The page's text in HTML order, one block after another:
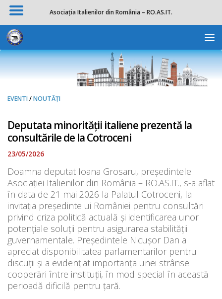
Skip to content
EVENTI/NOUTĂȚI
Deputata minorității italiene prezentă la
consultările de la Cotroceni
23/05/2026
Doamna deputat Ioana Grosaru, președintele
Asociației Italienilor din România – RO.AS.IT., s-a aflat
în data de 21 mai 2026 la Palatul Cotroceni, la
invitația președintelui României pentru consultări
privind criza politică actuală și identificarea unor
potențiale soluții pentru asigurarea stabilității
guvernamentale. Președintele Nicușor Dan a
apreciat disponibilitatea parlamentarilor pentru
discuții și a evidențiat importanța unei strânse
cooperări între instituții, în mod special în această
perioadă dificilă pentru țară.
Asociația Italienilor din România – RO.AS.IT.